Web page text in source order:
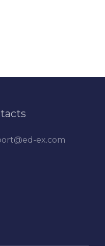
ex.com